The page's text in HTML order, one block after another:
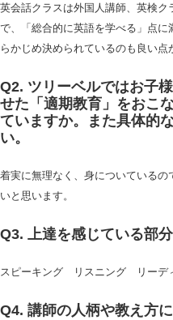
英会話クラスは外国人講師、英検
で、「総合的に英語を学べる」点
らかじめ決められているのも良い点
Q2. ツリーベルではお子
せた「適期教育」をおこ
ていますか。また具体的
い。
着実に無理なく、身についている
いと思います。
Q3. 上達を感じている部
スピーキング リスニング リーデ
Q4. 講師の人柄や教え方